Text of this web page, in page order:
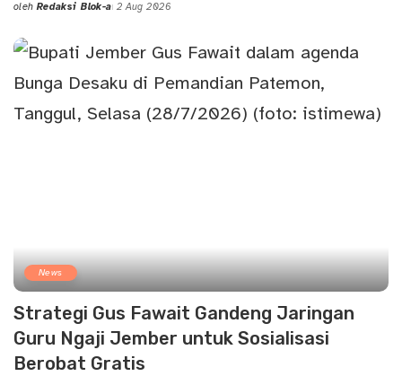
Posted
oleh Redaksi Blok-a 2 Aug 2026
News
Strategi Gus Fawait Gandeng Jaringan
Guru Ngaji Jember untuk Sosialisasi
Berobat Gratis